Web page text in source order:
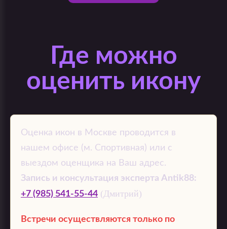
Где можно
оценить икону
Оценка икон в Москве проводится в
нашем офисе (м. Спортивная) или с
выездом оценщика на Ваш адрес.
Запись и консультация эксперта Antik88:
+7 (985) 541-55-44 (Дмитрий)
Встречи осуществляются только по